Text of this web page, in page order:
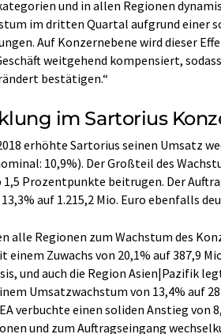
und in allen Regionen
im dritten Quartal aufgrund einer
Auf Konzernebene wird dieser
weitgehend kompensiert,
bestätigen.“
im Sartorius
erhöhte Sartorius seinen Umsatz
10,9%). Der Großteil des
Prozentpunkte beitrugen. Der
auf 1.215,2 Mio. Euro ebenfalls
Regionen zum Wachstum des
Zuwachs von 20,1% auf 387,9
und auch die Region Asien|Pazifik
Umsatzwachstum von 13,4% auf
verbuchte einen soliden Anstieg von
und zum Auftragseingang